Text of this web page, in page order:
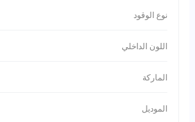
نوع الوقود
اللون الداخلي
الماركة
الموديل